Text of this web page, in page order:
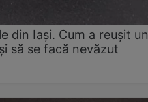
din Iași. Cum a reușit un
să se facă nevăzut